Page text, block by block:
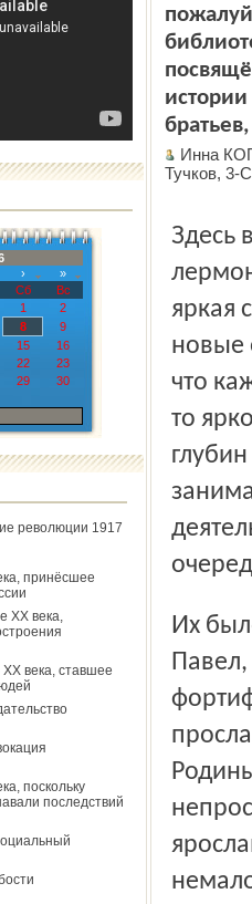
›
»
Сб
Вс
1
2
8
9
15
16
22
23
29
30
революции 1917
принёсшее
ХХ века,
века, ставшее
поскольку
последствий
Инна
Тучков, 3-
Здесь всё совпало – Светлана, преданный друг
яркая
новые
что
то
Их было пятеро сыновей – Николай, Алексей, Сергей,